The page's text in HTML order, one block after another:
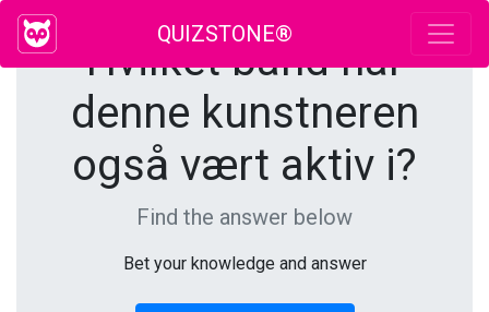
QUIZSTONE®
Hvilket band har
denne kunstneren
også vært aktiv i?
Find the answer below
Bet your knowledge and answer